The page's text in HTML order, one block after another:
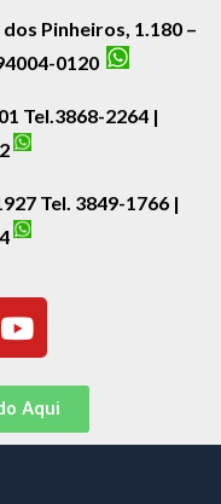
Pinheiros, 1.180 –
0120
Tel.3868-2264 |
Tel. 3849-1766 |
Aqui